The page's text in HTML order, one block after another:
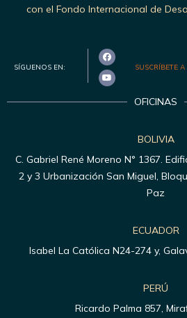
con el Fondo Internacional de
SÍGUENOS EN: SUSCRÍBETE
OFICINAS
BOLIVIA
C. Gabriel René Moreno N° 1367.
2 y 3 Urbanización San Miguel,
Paz
ECUADOR
Isabel La Católica N24-274 y,
PERÚ
Ricardo Palma 857,